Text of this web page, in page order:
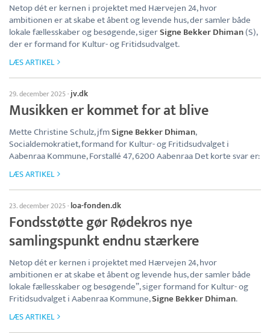
Netop dét er kernen i projektet med Hærvejen 24, hvor
ambitionen er at skabe et åbent og levende hus, der samler både
lokale fællesskaber og besøgende, sigerSigne Bekker Dhiman(S),
der er formand for Kultur- og Fritidsudvalget.
LÆS ARTIKEL
29. december 2025·jv.dk
Musikken er kommet for at blive
Mette Christine Schulz, jfmSigne Bekker Dhiman,
Socialdemokratiet, formand for Kultur- og Fritidsudvalget i
Aabenraa Kommune, Forstallé 47, 6200 Aabenraa Det korte svar er:
LÆS ARTIKEL
23. december 2025· loa-fonden.dk
Fondsstøtte gør Rødekros nye
samlingspunkt endnu stærkere
Netop dét er kernen i projektet med Hærvejen 24, hvor
ambitionen er at skabe et åbent og levende hus, der samler både
lokale fællesskaber og besøgende”, siger formand for Kultur- og
Fritidsudvalget i Aabenraa Kommune,Signe Bekker Dhiman.
LÆS ARTIKEL